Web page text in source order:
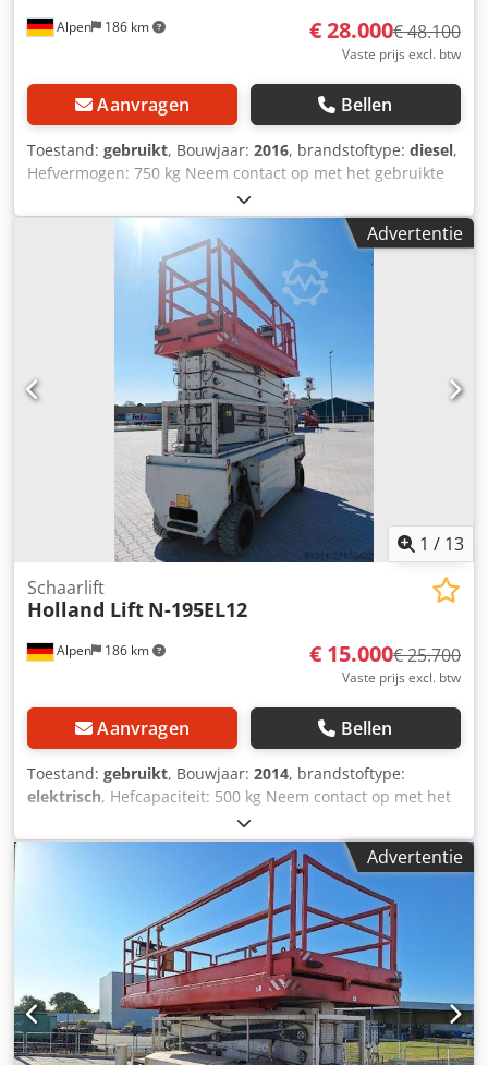
Alpen 186 km € 28.000€ 48.100
Vaste prijs excl. btw
Aanvragen Bellen
Toestand: gebruikt, Bouwjaar: 2016, brandstoftype: diesel,
Hefvermogen: 750 kg Neem contact op met het gebruikte
apparatuurcentrum voor meer informatie. Dedpfx Ajzf
Aqgegpskr
Advertentie
1 / 13
Alpen 186 km
Schaarlift
Holland Lift N-195EL12
€ 15.000€ 25.700
Vaste prijs excl. btw
Aanvragen Bellen
Toestand: gebruikt, Bouwjaar: 2014, brandstoftype:
elektrisch, Hefcapaciteit: 500 kg Neem contact op met het
gebruikte apparatuurcentrum voor meer informatie.
Dkedszfkb Tepfx Agpsr
Advertentie